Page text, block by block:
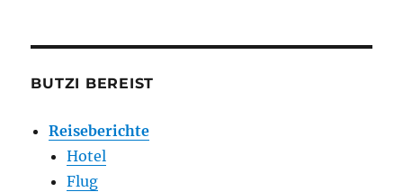
BUTZI BEREIST
Reiseberichte
Hotel
Flug